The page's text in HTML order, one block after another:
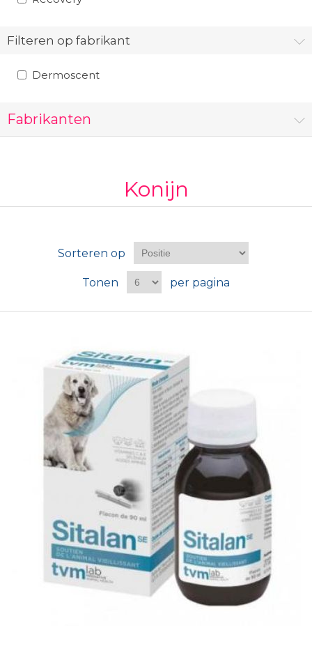
Filteren op fabrikant
Dermoscent
Fabrikanten
Konijn
Sorteren op
Tonen per pagina